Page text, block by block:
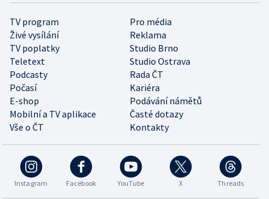
TV program
Pro média
Živé vysílání
Reklama
TV poplatky
Studio Brno
Teletext
Studio Ostrava
Podcasty
Rada ČT
Počasí
Kariéra
E-shop
Podávání námětů
Mobilní a TV aplikace
Časté dotazy
Vše o ČT
Kontakty
Instagram Facebook YouTube X Threads